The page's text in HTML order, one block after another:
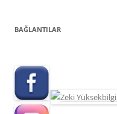
BAĞLANTILAR